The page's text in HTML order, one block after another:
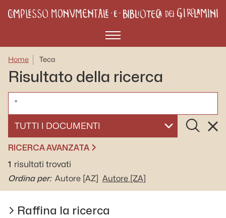
Menù
Home Teca
Risultato della ricerca
SELEZIONA UN DOCUMENTO
Cerca
RICERCA AVANZATA
1 risultati trovati
Ordina per: Autore [AZ] Autore [ZA]
Raffina la ricerca